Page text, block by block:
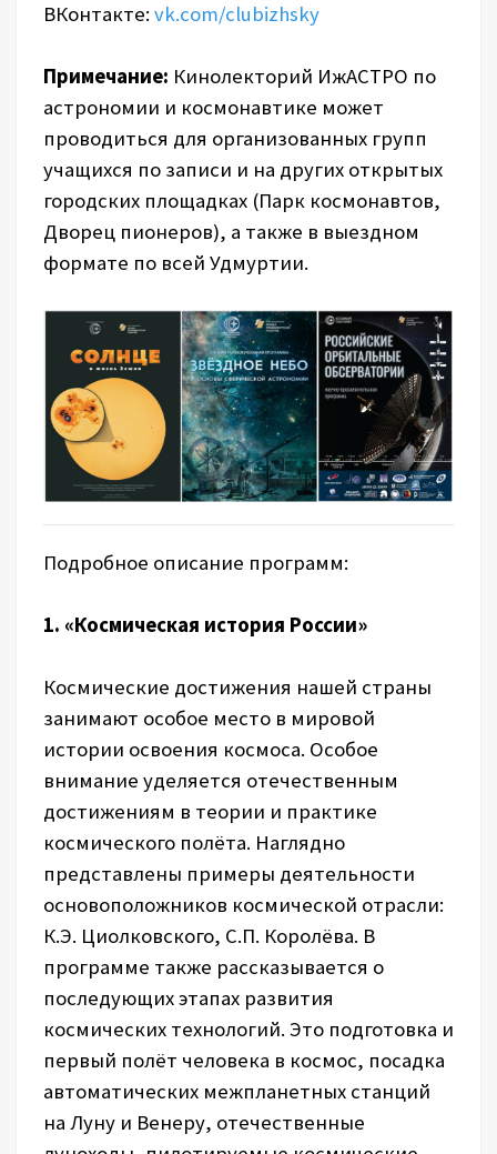
ВКонтакте: vk.com/clubizhsky
Примечание: Кинолекторий ИжАСТРО по
астрономии и космонавтике может
проводиться для организованных групп
учащихся по записи и на других открытых
городских площадках (Парк космонавтов,
Дворец пионеров), а также в выездном
формате по всей Удмуртии.
Подробное описание программ:
1. «Космическая история России»
Космические достижения нашей страны
занимают особое место в мировой
истории освоения космоса. Особое
внимание уделяется отечественным
достижениям в теории и практике
космического полёта. Наглядно
представлены примеры деятельности
основоположников космической отрасли:
К.Э. Циолковского, С.П. Королёва. В
программе также рассказывается о
последующих этапах развития
космических технологий. Это подготовка и
первый полёт человека в космос, посадка
автоматических межпланетных станций
на Луну и Венеру, отечественные